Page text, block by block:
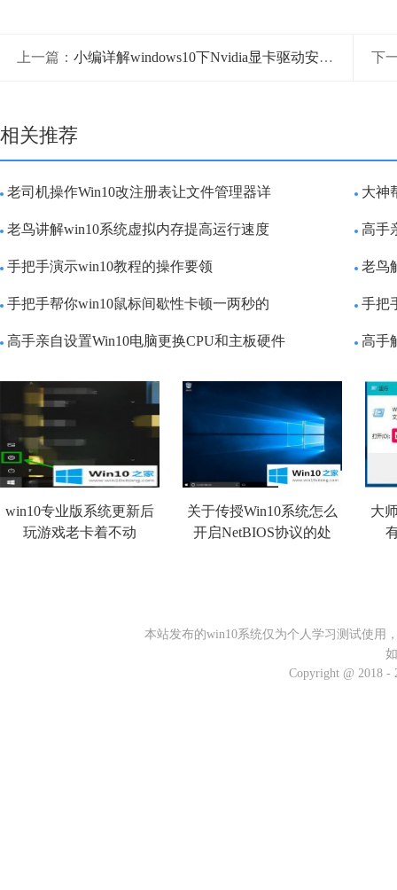
上一篇： 小编详解windows10下Nvidia显卡驱动安装失败如何处理的详尽解决教程 下
相关推荐
老司机操作Win10改注册表让文件管理器详 大神
老鸟讲解win10系统虚拟内存提高运行速度 高手
手把手演示win10教程的操作要领 老鸟
手把手帮你win10鼠标间歇性卡顿一两秒的 手把
高手亲自设置Win10电脑更换CPU和主板硬件 高手
win10专业版系统更新后
玩游戏老卡着不动
关于传授Win10系统怎么
开启NetBIOS协议的处
大
本站发布的win10系统仅为个人学习测试使用
Copyright @ 2018